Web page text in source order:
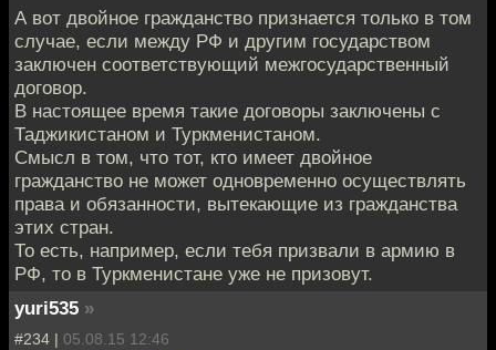
А вот двойное гражданство признается только в том
случае, если между РФ и другим государством
заключен соответствующий межгосударственный
договор.
В настоящее время такие договоры заключены с
Таджикистаном и Туркменистаном.
Смысл в том, что тот, кто имеет двойное
гражданство не может одновременно осуществлять
права и обязанности, вытекающие из гражданства
этих стран.
То есть, например, если тебя призвали в армию в
РФ, то в Туркменистане уже не призовут.
yuri535 »
#234 | 05.08.15 12:46